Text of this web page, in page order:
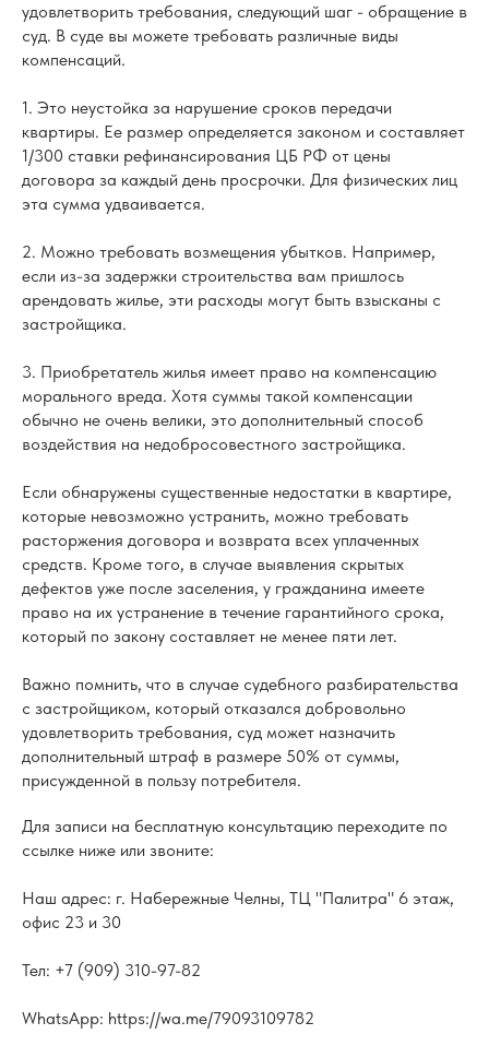
удовлетворить требования, следующий шаг - обращение в
суд. В суде вы можете требовать различные виды
компенсаций.
1. Это неустойка за нарушение сроков передачи
квартиры. Ее размер определяется законом и составляет
1/300 ставки рефинансирования ЦБ РФ от цены
договора за каждый день просрочки. Для физических лиц
эта сумма удваивается.
2. Можно требовать возмещения убытков. Например,
если из-за задержки строительства вам пришлось
арендовать жилье, эти расходы могут быть взысканы с
застройщика.
3. Приобретатель жилья имеет право на компенсацию
морального вреда. Хотя суммы такой компенсации
обычно не очень велики, это дополнительный способ
воздействия на недобросовестного застройщика.
Если обнаружены существенные недостатки в квартире,
которые невозможно устранить, можно требовать
расторжения договора и возврата всех уплаченных
средств. Кроме того, в случае выявления скрытых
дефектов уже после заселения, у гражданина имеете
право на их устранение в течение гарантийного срока,
который по закону составляет не менее пяти лет.
Важно помнить, что в случае судебного разбирательства
с застройщиком, который отказался добровольно
удовлетворить требования, суд может назначить
дополнительный штраф в размере 50% от суммы,
присужденной в пользу потребителя.
Для записи на бесплатную консультацию переходите по
ссылке ниже или звоните:
Наш адрес: г. Набережные Челны, ТЦ "Палитра" 6 этаж,
офис 23 и 30
Тел: +7 (909) 310-97-82
WhatsApp: https://wa.me/79093109782